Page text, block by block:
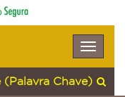
Toggle